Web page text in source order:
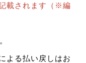
載されます（※編
よる払い戻しはお